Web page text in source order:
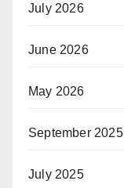
July 2026
June 2026
May 2026
September 2025
July 2025